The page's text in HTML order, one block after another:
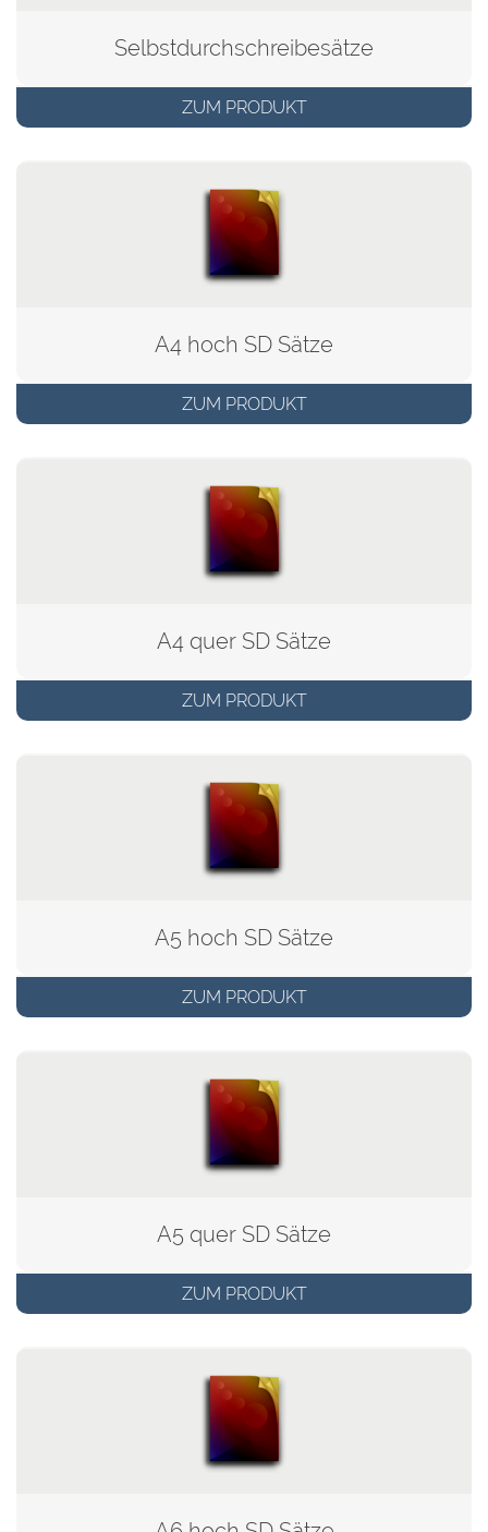
Selbstdurchschreibesätze
ZUM PRODUKT
A4 hoch SD Sätze
ZUM PRODUKT
A4 quer SD Sätze
ZUM PRODUKT
A5 hoch SD Sätze
ZUM PRODUKT
A5 quer SD Sätze
ZUM PRODUKT